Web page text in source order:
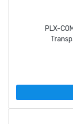
PLX-